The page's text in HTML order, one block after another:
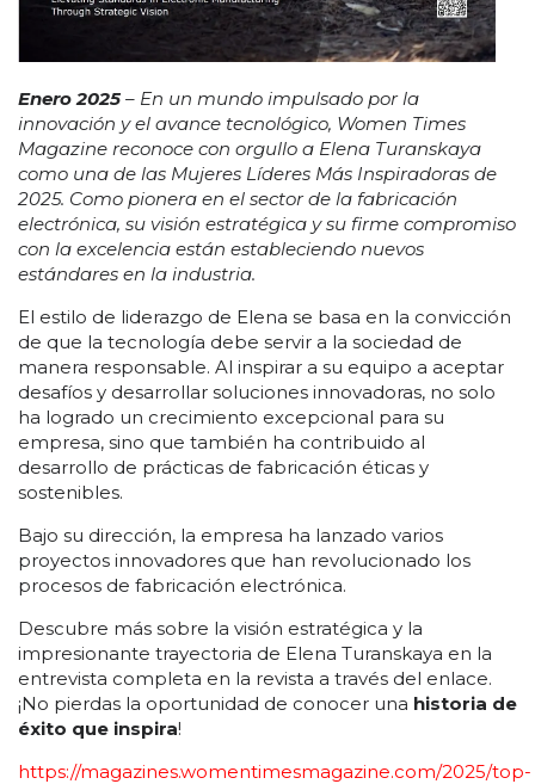
Enero 2025 – En un mundo impulsado por la
innovación y el avance tecnológico, Women Times
Magazine reconoce con orgullo a Elena Turanskaya
como una de las Mujeres Líderes Más Inspiradoras de
2025. Como pionera en el sector de la fabricación
electrónica, su visión estratégica y su firme compromiso
con la excelencia están estableciendo nuevos
estándares en la industria.
El estilo de liderazgo de Elena se basa en la convicción
de que la tecnología debe servir a la sociedad de
manera responsable. Al inspirar a su equipo a aceptar
desafíos y desarrollar soluciones innovadoras, no solo
ha logrado un crecimiento excepcional para su
empresa, sino que también ha contribuido al
desarrollo de prácticas de fabricación éticas y
sostenibles.
Bajo su dirección, la empresa ha lanzado varios
proyectos innovadores que han revolucionado los
procesos de fabricación electrónica.
Descubre más sobre la visión estratégica y la
impresionante trayectoria de Elena Turanskaya en la
entrevista completa en la revista a través del enlace.
¡No pierdas la oportunidad de conocer una historia de
éxito que inspira!
https://magazines.womentimesmagazine.com/2025/top-